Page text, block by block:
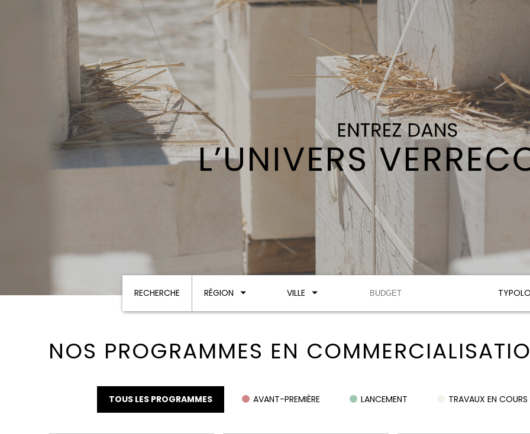
RECHERCHE RÉGION VILLE
NOS PROGRAMMES EN
TOUS LES PROGRAMMES AVANT-PREMIÈRE LANCEMENT TRAVAUX EN COURS